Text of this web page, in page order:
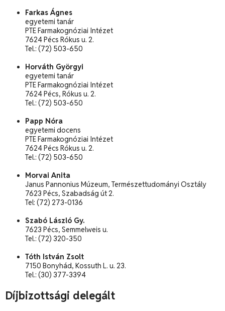
Farkas Ágnes
egyetemi tanár
PTE Farmakognóziai Intézet
7624 Pécs Rókus u. 2.
Tel.: (72) 503-650
Horváth Györgyi
egyetemi tanár
PTE Farmakognóziai Intézet
7624 Pécs, Rókus u. 2.
Tel.: (72) 503-650
Papp Nóra
egyetemi docens
PTE Farmakognóziai Intézet
7624 Pécs Rókus u. 2.
Tel.: (72) 503-650
Morvai Anita
Janus Pannonius Múzeum, Természettudományi Osztály
7623 Pécs, Szabadság út 2.
Tel: (72) 273-0136
Szabó László Gy.
7623 Pécs, Semmelweis u.
Tel.: (72) 320-350
Tóth István Zsolt
7150 Bonyhád, Kossuth L. u. 23.
Tel.: (30) 377-3394
Díjbizottsági delegált